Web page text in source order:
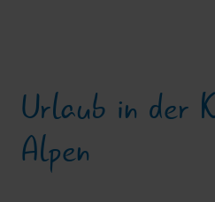
Urlaub in der
Alpen